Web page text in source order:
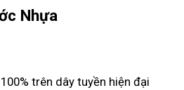
Nhựa
trên dây tuyền hiện đại